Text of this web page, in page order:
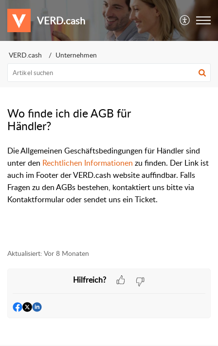
VERD.cash
VERD.cash Unternehmen
Wo finde ich die AGB für
Händler?
Die Allgemeinen Geschäftsbedingungen für Händler sind
unter den Rechtlichen Informationen zu finden. Der Link ist
auch im Footer der VERD.cash website auffindbar. Falls
Fragen zu den AGBs bestehen, kontaktiert uns bitte via
Kontaktformular oder sendet uns ein Ticket.
Aktualisiert: Vor 8 Monaten
Hilfreich?